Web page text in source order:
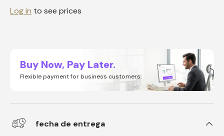
Log in to see prices
Buy Now, Pay Later.
Flexible payment for business customers.
fecha de entrega